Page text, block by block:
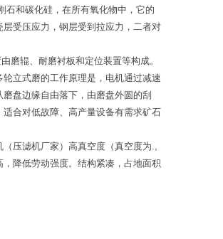
石和碳化硅，在所有氧化物中，它的
受压应力，钢层受到拉应力，二者对
磨辊、耐磨衬板和定位装置等构成。
立式磨的工作原理是，电机通过减速
盘边缘自由落下，由磨盘外圆的刮
合对低故障、高产量设备有需求矿石
压滤机厂家）高真空度（真空度为.,
降低劳动强度。结构紧凑，占地面积